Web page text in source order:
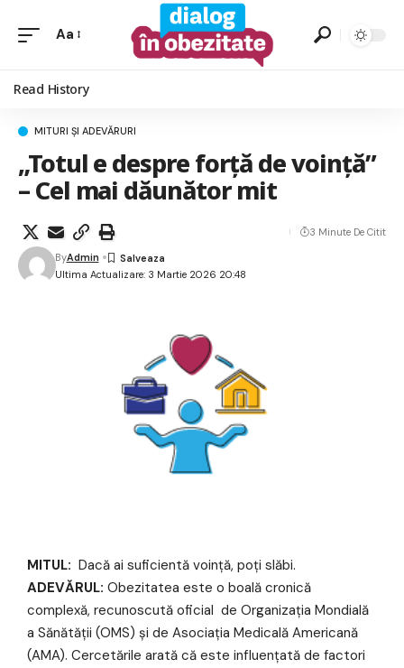
Aa
Read History
MITURI ȘI ADEVĂRURI
„Totul e despre forță de voință”
– Cel mai dăunător mit
Ultima Actualizare: 3 Martie 2026 20:48
ByAdmin
3 Minute De Citit
MITUL: Dacă ai suficientă voință, poți slăbi.
ADEVĂRUL: Obezitatea este o boală cronică
complexă, recunoscută oficial de Organizația Mondială
a Sănătății (OMS) și de Asociația Medicală Americană
(AMA). Cercetările arată că este influențată de factori